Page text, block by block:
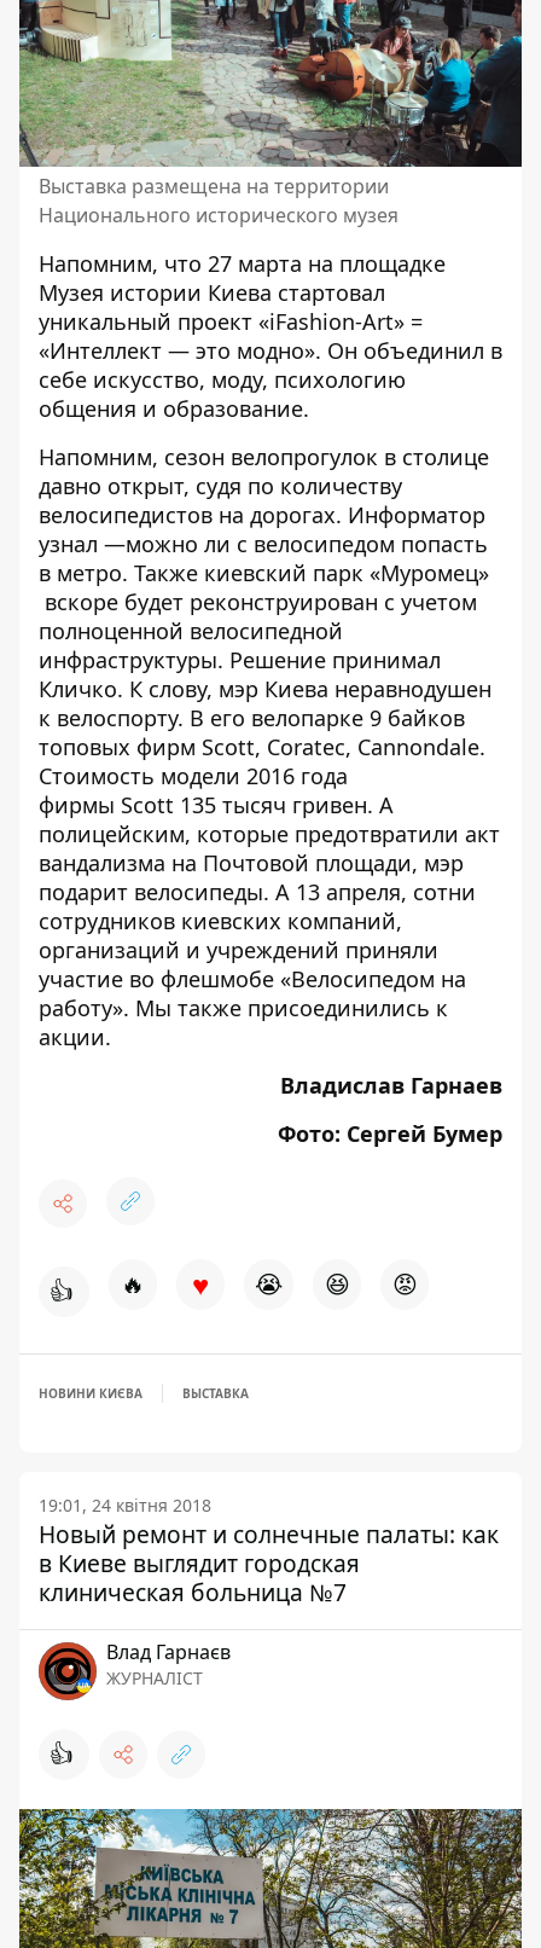
Выставка размещена на территории
Национального исторического музея
Напомним, что 27 марта на площадке
Музея истории Киева стартовал
уникальный проект «iFashion-Art» =
«Интеллект — это модно». Он объединил в
себе искусство, моду, психологию
общения и образование.
Напомним, сезон велопрогулок в столице
давно открыт, судя по количеству
велосипедистов на дорогах. Информатор
узнал —можно ли с велосипедом попасть
в метро. Также киевский парк «Муромец»
вскоре будет реконструирован с учетом
полноценной велосипедной
инфраструктуры. Решение принимал
Кличко. К слову, мэр Киева неравнодушен
к велоспорту. В его велопарке 9 байков
топовых фирм Scott, Coratec, Cannondale.
Стоимость модели 2016 года
фирмы Scott 135 тысяч гривен. А
полицейским, которые предотвратили акт
вандализма на Почтовой площади, мэр
подарит велосипеды. А 13 апреля, сотни
сотрудников киевских компаний,
организаций и учреждений приняли
участие во флешмобе «Велосипедом на
работу». Мы также присоединились к
акции.
Владислав Гарнаев
Фото: Сергей Бумер
👍 🔥 ♥ 😭 😆 😡
НОВИНИ КИЄВА ВЫСТАВКА
19:01, 24 квітня 2018
Новый ремонт и солнечные палаты: как
в Киеве выглядит городская
клиническая больница №7
Влад Гарнаєв
ЖУРНАЛІСТ
👍